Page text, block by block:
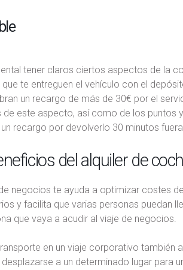
tener claros ciertos aspectos de la
te entreguen el vehículo con el
un recargo de más de 30€ por el
este aspecto, así como de los puntos
recargo por devolverlo 30 minutos
del alquiler de
negocios te ayuda a optimizar costes
y facilita que varias personas puedan
que vaya a acudir al viaje de negocios.
en un viaje corporativo
a un determinado lugar para